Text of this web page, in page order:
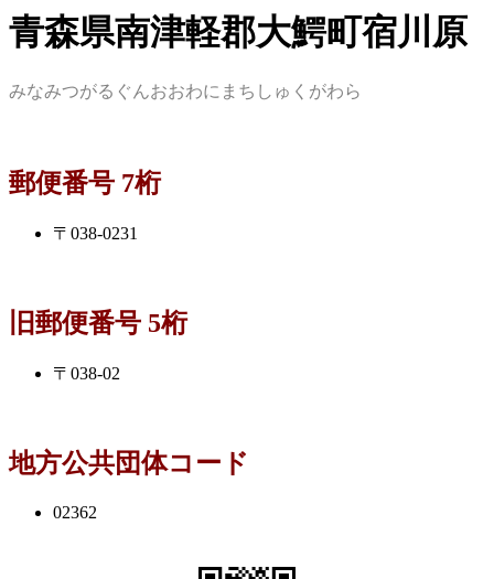
青森県南津軽郡大鰐町宿川原
みなみつがるぐんおおわにまちしゅくがわら
郵便番号 7桁
〒038-0231
旧郵便番号 5桁
〒038-02
地方公共団体コード
02362